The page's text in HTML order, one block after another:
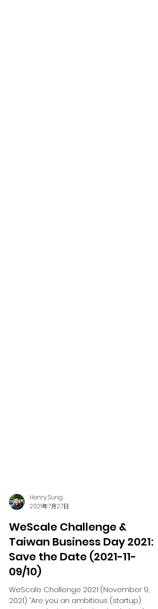
Henry Sung
2021年7月27日
WeScale Challenge &
Taiwan Business Day 2021:
Save the Date (2021-11-
09/10)